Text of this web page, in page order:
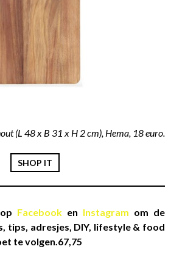
(L 48 x B 31 x H 2 cm), Hema, 18 euro.
SHOP IT
Facebook en Instagram om de
tips, adresjes, DIY, lifestyle & food
te volgen.67,75